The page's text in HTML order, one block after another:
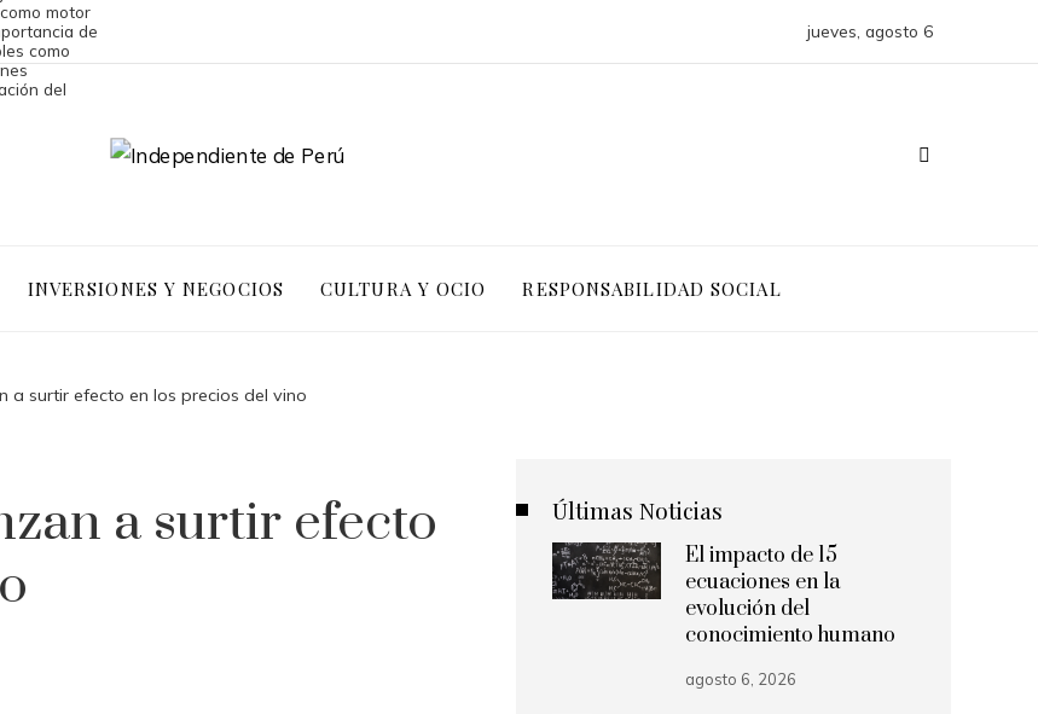
motor
de
como
del
jueves, agosto 6
INVERSIONES Y NEGOCIOS CULTURA Y OCIO RESPONSABILIDAD SOCIAL
a surtir efecto en los precios del vino
a surtir efecto
Últimas Noticias
El impacto de 15
ecuaciones en la
evolución del
conocimiento humano
agosto 6, 2026